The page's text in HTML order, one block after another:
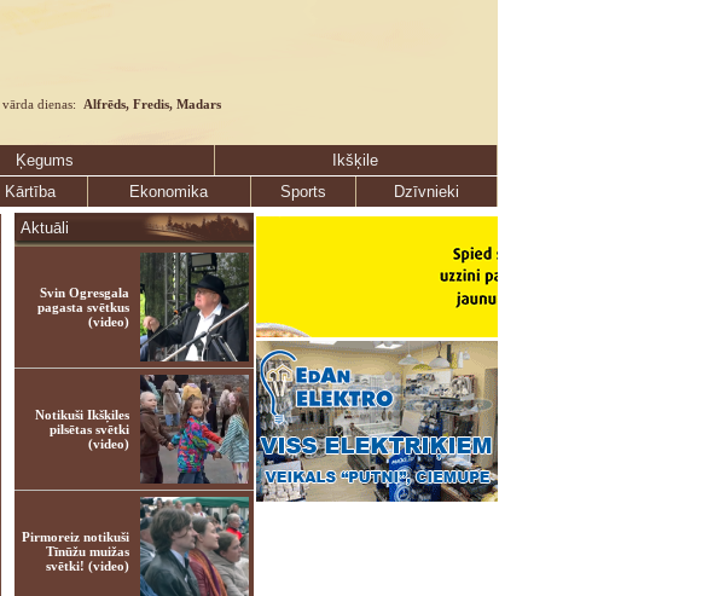
dienas: Alfrēds, Fredis, Madars
Ķegums
Ikšķile
Kārtība Ekonomika Sports
Dzīvnieki
Aktuāli
Svin Ogresgala
pagasta svētkus
(video)
Notikuši Ikšķiles
pilsētas svētki
(video)
Pirmoreiz notikuši
Tīnūžu muižas
svētki! (video)